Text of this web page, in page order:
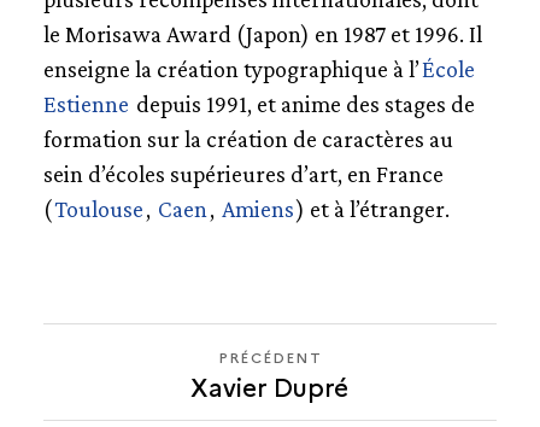
le Morisawa Award (Japon) en 1987 et 1996. Il
enseigne la création typographique à l’École
Estienne depuis 1991, et anime des stages de
formation sur la création de caractères au
sein d’écoles supérieures d’art, en France
(Toulouse, Caen , Amiens) et à l’étranger.
PRÉCÉDENT
JEAN-
PRÉCÉDENT
Xavier Dupré